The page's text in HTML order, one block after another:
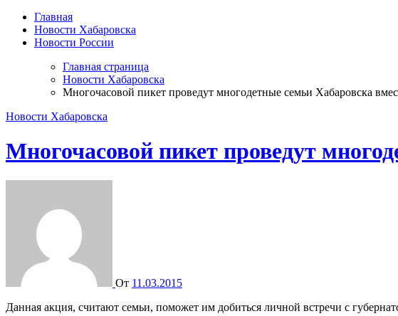
Главная
Новости Хабаровска
Новости России
Главная страница
Новости Хабаровска
Многочасовой пикет проведут многодетные семьи Хабаровска
Новости Хабаровска
Многочасовой пикет проведут
От 11.03.2015
Данная акция, считают семьи, поможет им добиться личной встречи с